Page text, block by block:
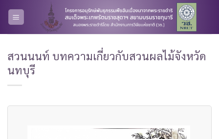
สวนนนท์ บทความเกี่ยวกับสวนผลไม้จังหวัด
นทบุรี